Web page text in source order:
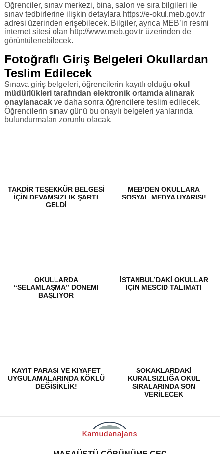
Öğrenciler, sınav merkezi, bina, salon ve sıra bilgileri ile
sınav tedbirlerine ilişkin detaylara https://e-okul.meb.gov.tr
adresi üzerinden erişebilecek. Bilgiler, ayrıca MEB’in resmi
internet sitesi olan http://www.meb.gov.tr üzerinden de
görüntülenebilecek.
Fotoğraflı Giriş Belgeleri Okullardan
Teslim Edilecek
Sınava giriş belgeleri, öğrencilerin kayıtlı olduğu okul
müdürlükleri tarafından elektronik ortamda alınarak
onaylanacakve daha sonra öğrencilere teslim edilecek.
Öğrencilerin sınav günü bu onaylı belgeleri yanlarında
bulundurmaları zorunlu olacak.
TAKDIR TEŞEKKÜR BELGESI
İÇIN DEVAMSIZLIK ŞARTI
GELDI
MEB’DEN OKULLARA
SOSYAL MEDYA UYARISI!
OKULLARDA
“SELAMLAŞMA” DÖNEMI
BAŞLIYOR
İSTANBUL’DAKI OKULLAR
IÇIN MESCID TALIMATI
KAYIT PARASI VE KIYAFET
UYGULAMALARINDA KÖKLÜ
DEĞIŞIKLIK!
SOKAKLARDAKI
KURALSIZLIĞA OKUL
SIRALARINDA SON
VERILECEK